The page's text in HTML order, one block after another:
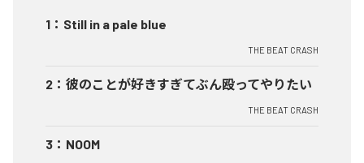
1 ： Still in a pale blue
THE BEAT CRASH
2 ： 彼のことが好きすぎてぶん殴ってやりたい
THE BEAT CRASH
3 ： NOOM